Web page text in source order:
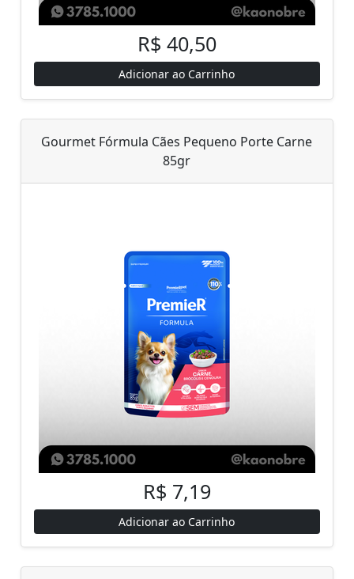
R$ 40,50
Adicionar ao Carrinho
Gourmet Fórmula Cães Pequeno Porte Carne
85gr
R$ 7,19
Adicionar ao Carrinho